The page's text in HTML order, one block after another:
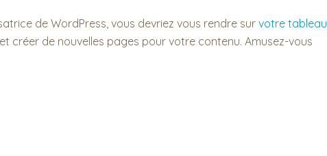
de WordPress, vous devriez vous rendre survotre tableau
créer de nouvelles pages pour votre contenu. Amusez-vous